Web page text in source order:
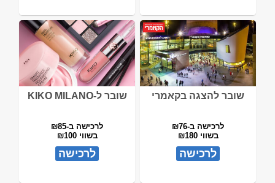
שובר להצגה בקאמרי
לרכישה ב-₪76
בשווי ₪180
לרכישה
שובר ל-KIKO MILANO
לרכישה ב-₪85
בשווי ₪100
לרכישה